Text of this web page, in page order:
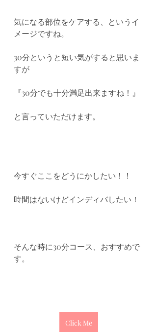
気になる部位をケアする、というイ
メージですね。
30分というと短い気がすると思いま
すが
『30分でも十分満足出来ますね！』
と言っていただけます。
今すぐここをどうにかしたい！！
時間はないけどインディバしたい！
そんな時に30分コース、おすすめで
す。
Click Me